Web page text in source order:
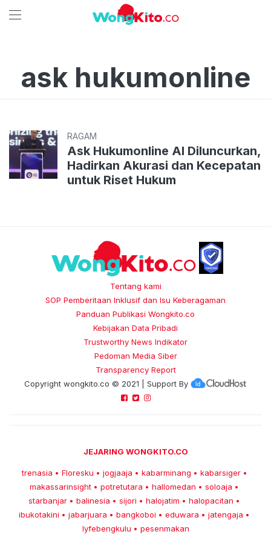
ask hukumonline
RAGAM
Ask Hukumonline AI Diluncurkan,
Hadirkan Akurasi dan Kecepatan
untuk Riset Hukum
Tentang kami
SOP Pemberitaan Inklusif dan Isu Keberagaman
Panduan Publikasi Wongkito.co
Kebijakan Data Pribadi
Trustworthy News Indikator
Pedoman Media Siber
Transparency Report
Copyright wongkito.co © 2021 | Support By
JEJARING WONGKITO.CO
trenasia • Floresku • jogjaaja • kabarminang • kabarsiger •
makassarinsight • potretutara • hallomedan • soloaja •
starbanjar • balinesia • sijori • halojatim • halopacitan •
ibukotakini • jabarjuara • bangkoboi • eduwara • jatengaja •
lyfebengkulu • pesenmakan